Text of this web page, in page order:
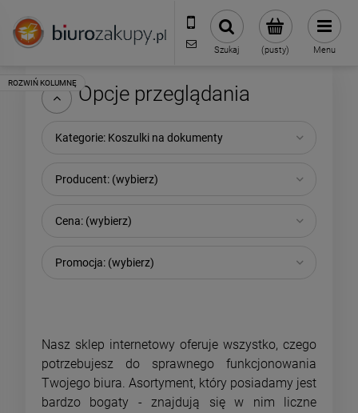
32 70 50 250
sklep@biurozakupy.pl
(pusty)
Szukaj Menu
Opcje przeglądania
Kategorie: Koszulki na dokumenty
Producent: (wybierz)
Cena: (wybierz)
Promocja: (wybierz)
Nasz sklep internetowy oferuje wszystko, czego
potrzebujesz do sprawnego funkcjonowania
Twojego biura. Asortyment, który posiadamy jest
bardzo bogaty - znajdują się w nim liczne